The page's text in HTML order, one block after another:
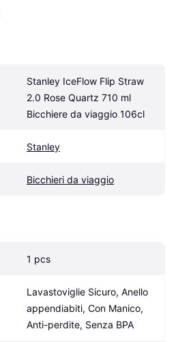
Stanley IceFlow Flip Straw
2.0 Rose Quartz 710 ml
Bicchiere da viaggio 106cl
Stanley
Bicchieri da viaggio
1 pcs
Lavastoviglie Sicuro, Anello
appendiabiti, Con Manico,
Anti-perdite, Senza BPA